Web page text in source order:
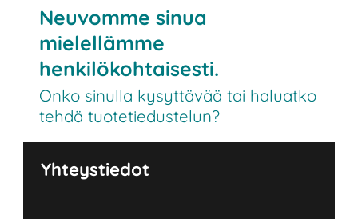
Neuvomme sinua
mielellämme
henkilökohtaisesti.
Onko sinulla kysyttävää tai haluatko
tehdä tuotetiedustelun?
Yhteystiedot